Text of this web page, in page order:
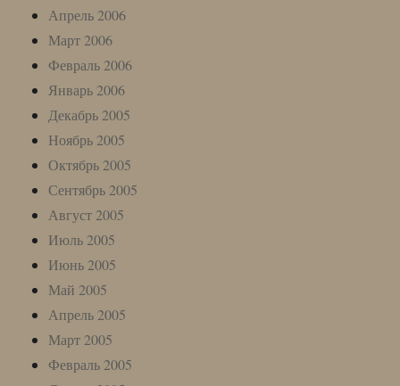
Апрель 2006
Март 2006
Февраль 2006
Январь 2006
Декабрь 2005
Ноябрь 2005
Октябрь 2005
Сентябрь 2005
Август 2005
Июль 2005
Июнь 2005
Май 2005
Апрель 2005
Март 2005
Февраль 2005